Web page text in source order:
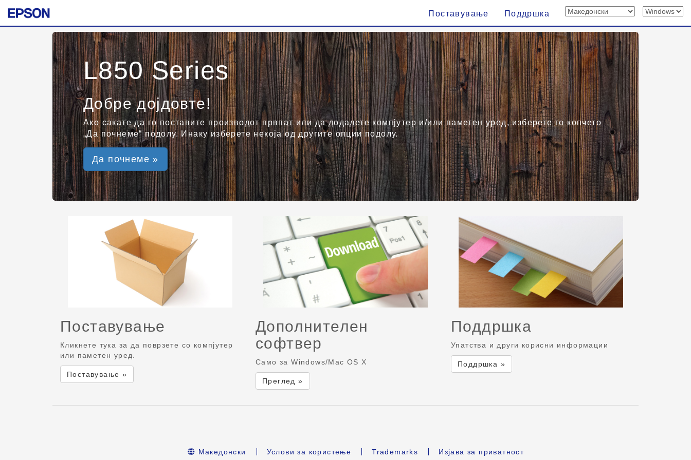
Поставување Поддршка
L850 Series
Добре дојдовте!
Ако сакате да го поставите производот првпат или да додадете компјутер и/или паметен уред, изберете го копчето
„Да почнеме“ подолу. Инаку изберете некоја од другите опции подолу.
Да почнеме »
Поставување
Кликнете тука за да поврзете со компјутер
или паметен уред.
Поставување »
Дополнителен
софтвер
Само за Windows/Mac OS X
Преглед »
Поддршка
Упатства и други корисни информации
Поддршка »
Македонски Услови за користење Trademarks Изјава за приватност